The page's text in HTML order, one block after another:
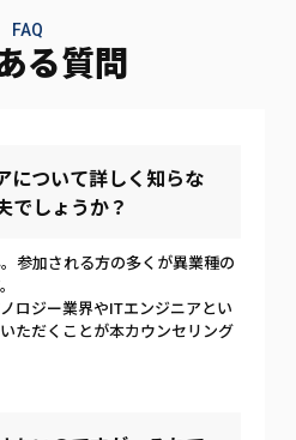
FAQ
る質問
について詳しく知らな
でしょうか？
参加される方の多くが異業種の
ロジー業界やITエンジニアとい
ただくことが本カウンセリング